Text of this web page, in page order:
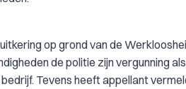
op grond van de
de politie zijn vergunning
Tevens heeft appellant